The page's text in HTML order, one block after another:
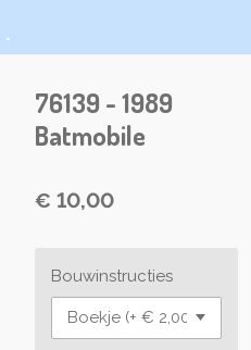
.
76139 - 1989
Batmobile
€ 10,00
Bouwinstructies